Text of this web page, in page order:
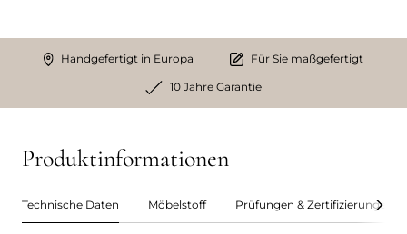
Handgefertigt in Europa Für Sie maßgefertigt
10 Jahre Garantie
Produktinformationen
Technische Daten Möbelstoff Prüfungen & Zertifizierungen